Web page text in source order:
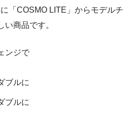
「COSMO LITE」からモデルチ
い商品です。
ンジで
ブルに
ブルに